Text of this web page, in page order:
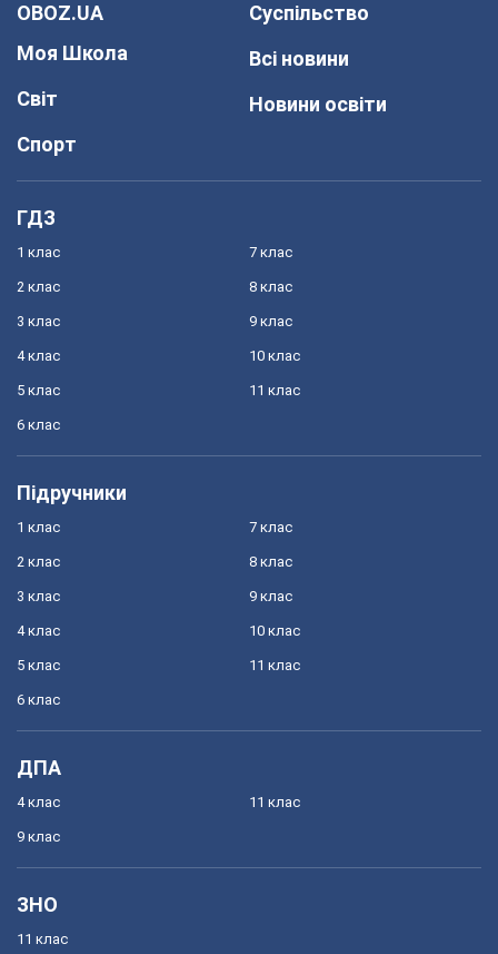
OBOZ.UA
Моя Школа
Світ
Спорт
Суспільство
Всі новини
Новини освіти
ГДЗ
1 клас
2 клас
3 клас
4 клас
5 клас
6 клас
7 клас
8 клас
9 клас
10 клас
11 клас
Підручники
1 клас
2 клас
3 клас
4 клас
5 клас
6 клас
7 клас
8 клас
9 клас
10 клас
11 клас
ДПА
4 клас
9 клас
11 клас
ЗНО
11 клас